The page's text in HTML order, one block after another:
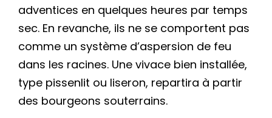
adventices en quelques heures par temps
sec. En revanche, ils ne se comportent pas
comme un système d’aspersion de feu
dans les racines. Une vivace bien installée,
type pissenlit ou liseron, repartira à partir
des bourgeons souterrains.